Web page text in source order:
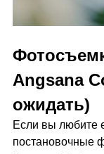
Angsana
ожидать)
Если вы любите
постановочные